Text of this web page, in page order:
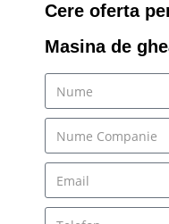
Cere oferta
Masina de